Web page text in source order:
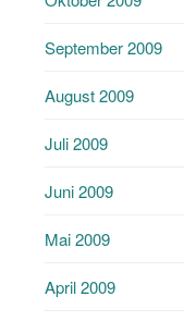
September 2009
August 2009
Juli 2009
Juni 2009
Mai 2009
April 2009